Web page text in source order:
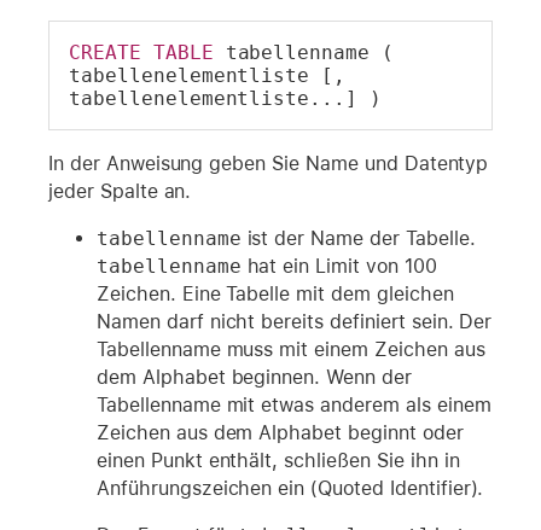
CREATE TABLE tabellenname (
tabellenelementliste [,
tabellenelementliste...] )
In der Anweisung geben Sie Name und Datentyp
jeder Spalte an.
tabellenname ist der Name der Tabelle.
tabellenname hat ein Limit von 100
Zeichen. Eine Tabelle mit dem gleichen
Namen darf nicht bereits definiert sein. Der
Tabellenname muss mit einem Zeichen aus
dem Alphabet beginnen. Wenn der
Tabellenname mit etwas anderem als einem
Zeichen aus dem Alphabet beginnt oder
einen Punkt enthält, schließen Sie ihn in
Anführungszeichen ein (Quoted Identifier).